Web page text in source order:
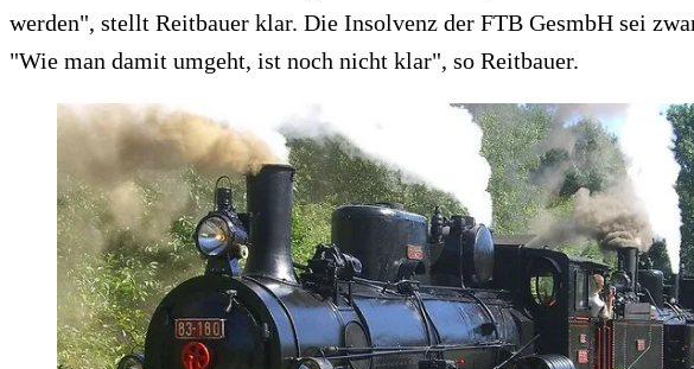
werden", stellt Reitbauer klar. Die Insolvenz der FTB GesmbH sei
"Wie man damit umgeht, ist noch nicht klar", so Reitbauer.